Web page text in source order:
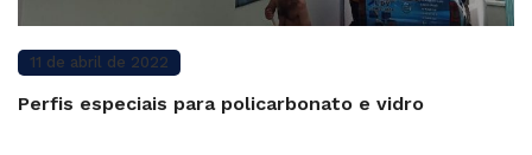
11 de abril de 2022
Perfis especiais para policarbonato e vidro